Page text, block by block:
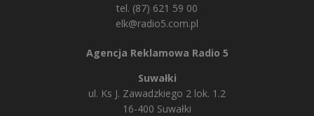
tel. (87) 621 59 00
elk@radio5.com.pl
Agencja Reklamowa Radio 5
Suwałki
ul. Ks J. Zawadzkiego 2 lok. 1.2
16-400 Suwałki